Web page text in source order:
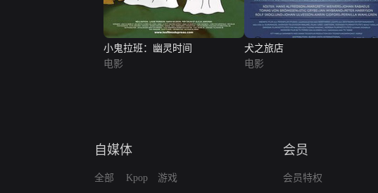
小鬼拉班：幽灵时间
电影
犬之旅店
电影
自媒体
全部 Kpop 游戏
会员
会员特权